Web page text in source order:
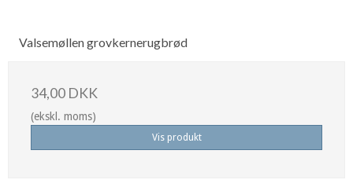
Valsemøllen grovkernerugbrød
34,00 DKK
(ekskl. moms)
Vis produkt